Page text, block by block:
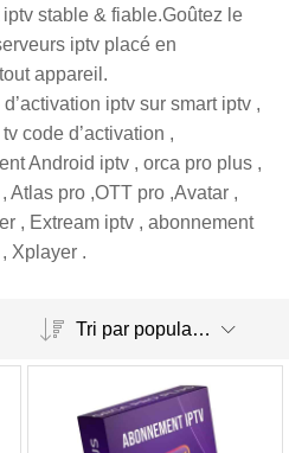
stable & fiable.Goûtez le
iptv placé en
appareil.
iptv sur smart iptv ,
code d’activation ,
Android iptv , orca pro plus ,
Atlas pro ,OTT pro ,Avatar ,
, Extream iptv , abonnement
Xplayer .
Tri par popularité